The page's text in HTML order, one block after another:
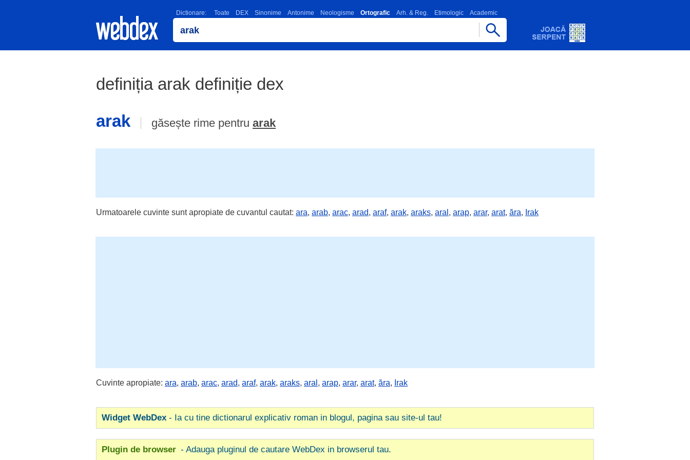
Dictionare: Toate DEX Sinonime Antonime Neologisme Ortografic Arh. & Reg. Etimologic Academic
definiția arak definiție dex
arak
găsește rime pentru arak
Urmatoarele cuvinte sunt apropiate de cuvantul cautat: ara, arab, arac, arad, araf, arak, araks, aral , arap, arar, arat, ăra, Irak
Cuvinte apropiate: ara, arab, arac, arad, araf, arak, araks, aral , arap, arar, arat, ăra, Irak
Widget WebDex - Ia cu tine dictionarul explicativ roman in blogul, pagina sau site-ul tau!
Plugin de browser - Adauga pluginul de cautare WebDex in browserul tau.